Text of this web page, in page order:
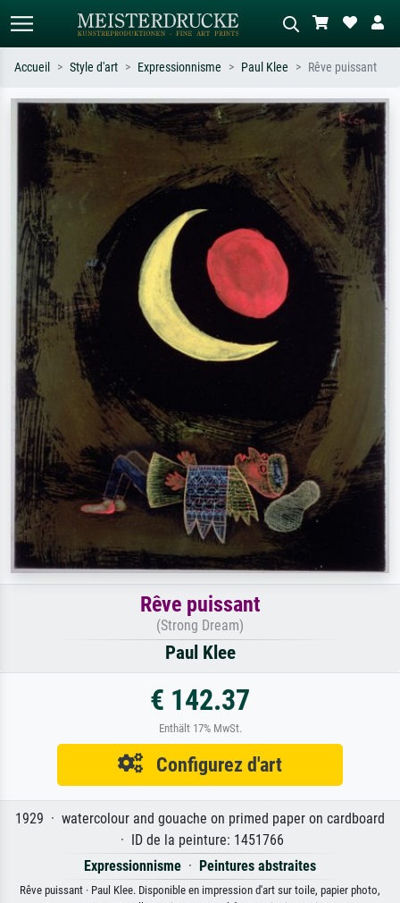
Recherche standard Recherche d'images IA
Recherchez par artiste, titre ou style –
ex. Monet, Nuit étoilée,
impressionnisme, vague de Hokusai,
Décrivez la scène – ex. prairie verte,
abstrait avec beaucoup de rouge,
tableau sombre, nu debout près d'un
arbre.
Accueil Style d'art Expressionnisme Paul Klee Rêve puissant
Rêve puissant
(Strong Dream)
Paul Klee
€ 142.37
Enthält 17% MwSt.
Configurez d'art
1929 · watercolour and gouache on primed paper on cardboard
· ID de la peinture: 1451766
Expressionnisme · Peintures abstraites
Rêve puissant · Paul Klee. Disponible en impression d'art sur toile, papier photo,